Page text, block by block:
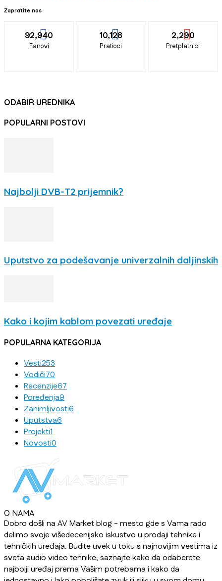
Zapratite nas
92,940
Fanovi
10,128
Pratioci
2,290
Pretplatnici
ODABIR UREDNIKA
POPULARNI POSTOVI
Najbolji DVB-T2 prijemnik?
Uputstvo za podešavanje univerzalnih daljinskih
Kako i kojim kablom povezati uređaje
POPULARNA KATEGORIJA
Vesti253
Vodiči70
Recenzije67
Poređenja9
Zanimljivosti6
Uputstva6
Projekti1
Novosti0
O NAMA
Dobro došli na AV Market blog - mesto gde s Vama rado
delimo svoje višedecenijsko iskustvo u prodaji tehnike i
tehničkih uređaja. Budite uvek u toku s najnovijim vestima iz
sveta audio video tehnike, saznajte kako da odaberete
najbolji uređaj prema Vašim potrebama i kako da